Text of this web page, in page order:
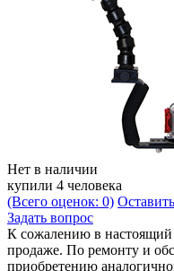
Нет в наличии
купили 4 человека
(Всего оценок: 0)
Задать вопрос
К сожалению в настоящий
продаже. По ремонту и
приобретению